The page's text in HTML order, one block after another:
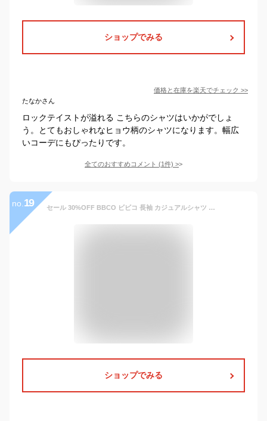
ショップでみる
価格と在庫を楽天でチェック >>
たなかさん
ロックテイストが溢れる こちらのシャツはいかがでしょ
う。とてもおしゃれなヒョウ柄のシャツになります。幅広
いコーデにもぴったりです。
全てのおすすめコメント (1件) >
no. 19 セール 30%OFF BBCO ビビコ 長袖 カジュアルシャツ メンズ 春夏 ヒョウ柄 総柄 コットン 日本製 ロゴ 31-1101-01
ショップでみる